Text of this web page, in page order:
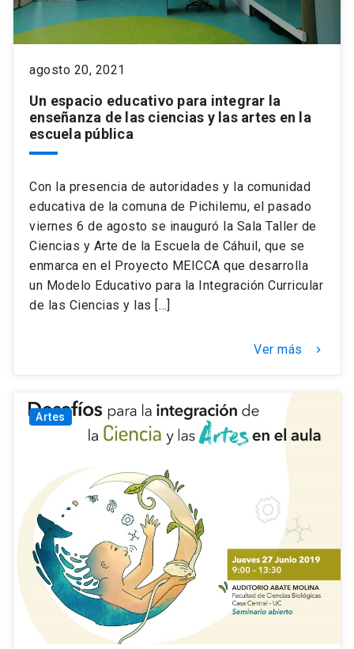
Académicos
Secretaría Académica
Dirección Investigación
Institutos y Centros
Redes Internacionales
Estudiantes
Postgrado
Contacto
agosto 20, 2021
Un espacio educativo para integrar la
enseñanza de las ciencias y las artes en la
escuela pública
Con la presencia de autoridades y la comunidad
educativa de la comuna de Pichilemu, el pasado
viernes 6 de agosto se inauguró la Sala Taller de
Ciencias y Arte de la Escuela de Cáhuil, que se
enmarca en el Proyecto MEICCA que desarrolla
un Modelo Educativo para la Integración Curricular
de las Ciencias y las […]
Ver más keyboard_arrow_right
Artes